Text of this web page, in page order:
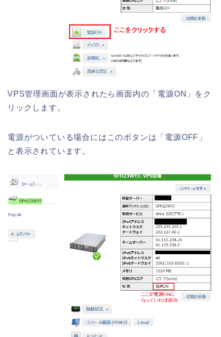
VPS管理画面が表示されたら画面内の「電源ON」をク
リックします。
電源がついている場合にはこのボタンは「電源OFF」
と表示されています。